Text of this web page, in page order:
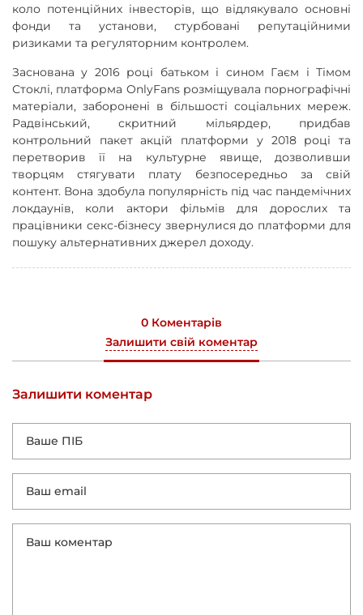
коло потенційних інвесторів, що відлякувало основні
фонди та установи, стурбовані репутаційними
ризиками та регуляторним контролем.
Заснована у 2016 році батьком і сином Гаєм і Тімом
Стоклі, платформа OnlyFans розміщувала порнографічні
матеріали, заборонені в більшості соціальних мереж.
Радвінський, скритний мільярдер, придбав
контрольний пакет акцій платформи у 2018 році та
перетворив її на культурне явище, дозволивши
творцям стягувати плату безпосередньо за свій
контент. Вона здобула популярність під час пандемічних
локдаунів, коли актори фільмів для дорослих та
працівники секс-бізнесу звернулися до платформи для
пошуку альтернативних джерел доходу.
0 Коментарів
Залишити свій коментар
Залишити коментар